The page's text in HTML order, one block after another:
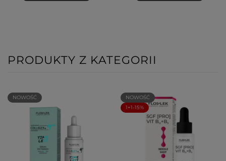
PRODUKTY Z KATEGORII
NOWOŚĆ
NOWOŚĆ
1+1-15%